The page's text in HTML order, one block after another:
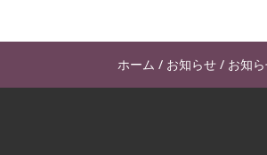
ホーム / お知らせ / お知